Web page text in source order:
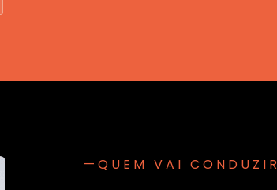
—QUEM VAI CONDUZIR